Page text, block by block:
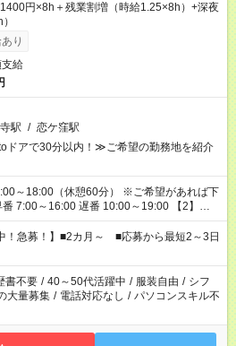
円×8h＋残業割増（時給1.25×8h）+深夜
り
給
駅 / 恋ケ窪駅
ドアで30分以内！≫ご希望の勤務地を紹介
（休憩60分） ※ご希望があれば下
～16:00 遅番 10:00～19:00 【2】夜
～翌10:30など ※Wワーク希望の
で希望する勤務時間と、もう1つのお仕事の
40時間を超える場合は応募できません。
！急募！】■2カ月～ ■応募から最短2～3日
書不要 / 40～50代活躍中 / 服装自由 / シフ
大量募集 / 電話対応なし / パソコンスキル不